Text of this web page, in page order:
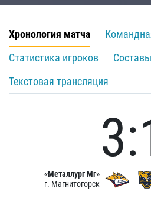
Хронология матча
Статистика игроков
Составы
Текстовая трансляция
«Металлург Мг»
г. Магнитогорск